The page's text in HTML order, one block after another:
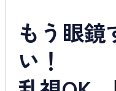
もう眼鏡
い！